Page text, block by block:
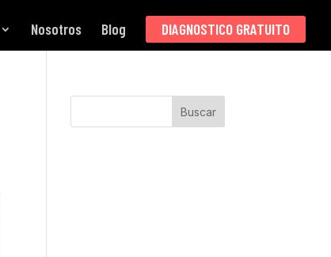
Nosotros Blog DIAGNOSTICO GRATUITO
Buscar